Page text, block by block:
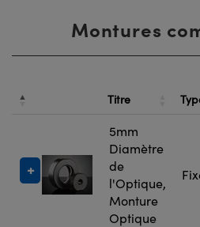
Montures
Titre
5mm
Diamètre
de
l'Optique,
Monture
Optique